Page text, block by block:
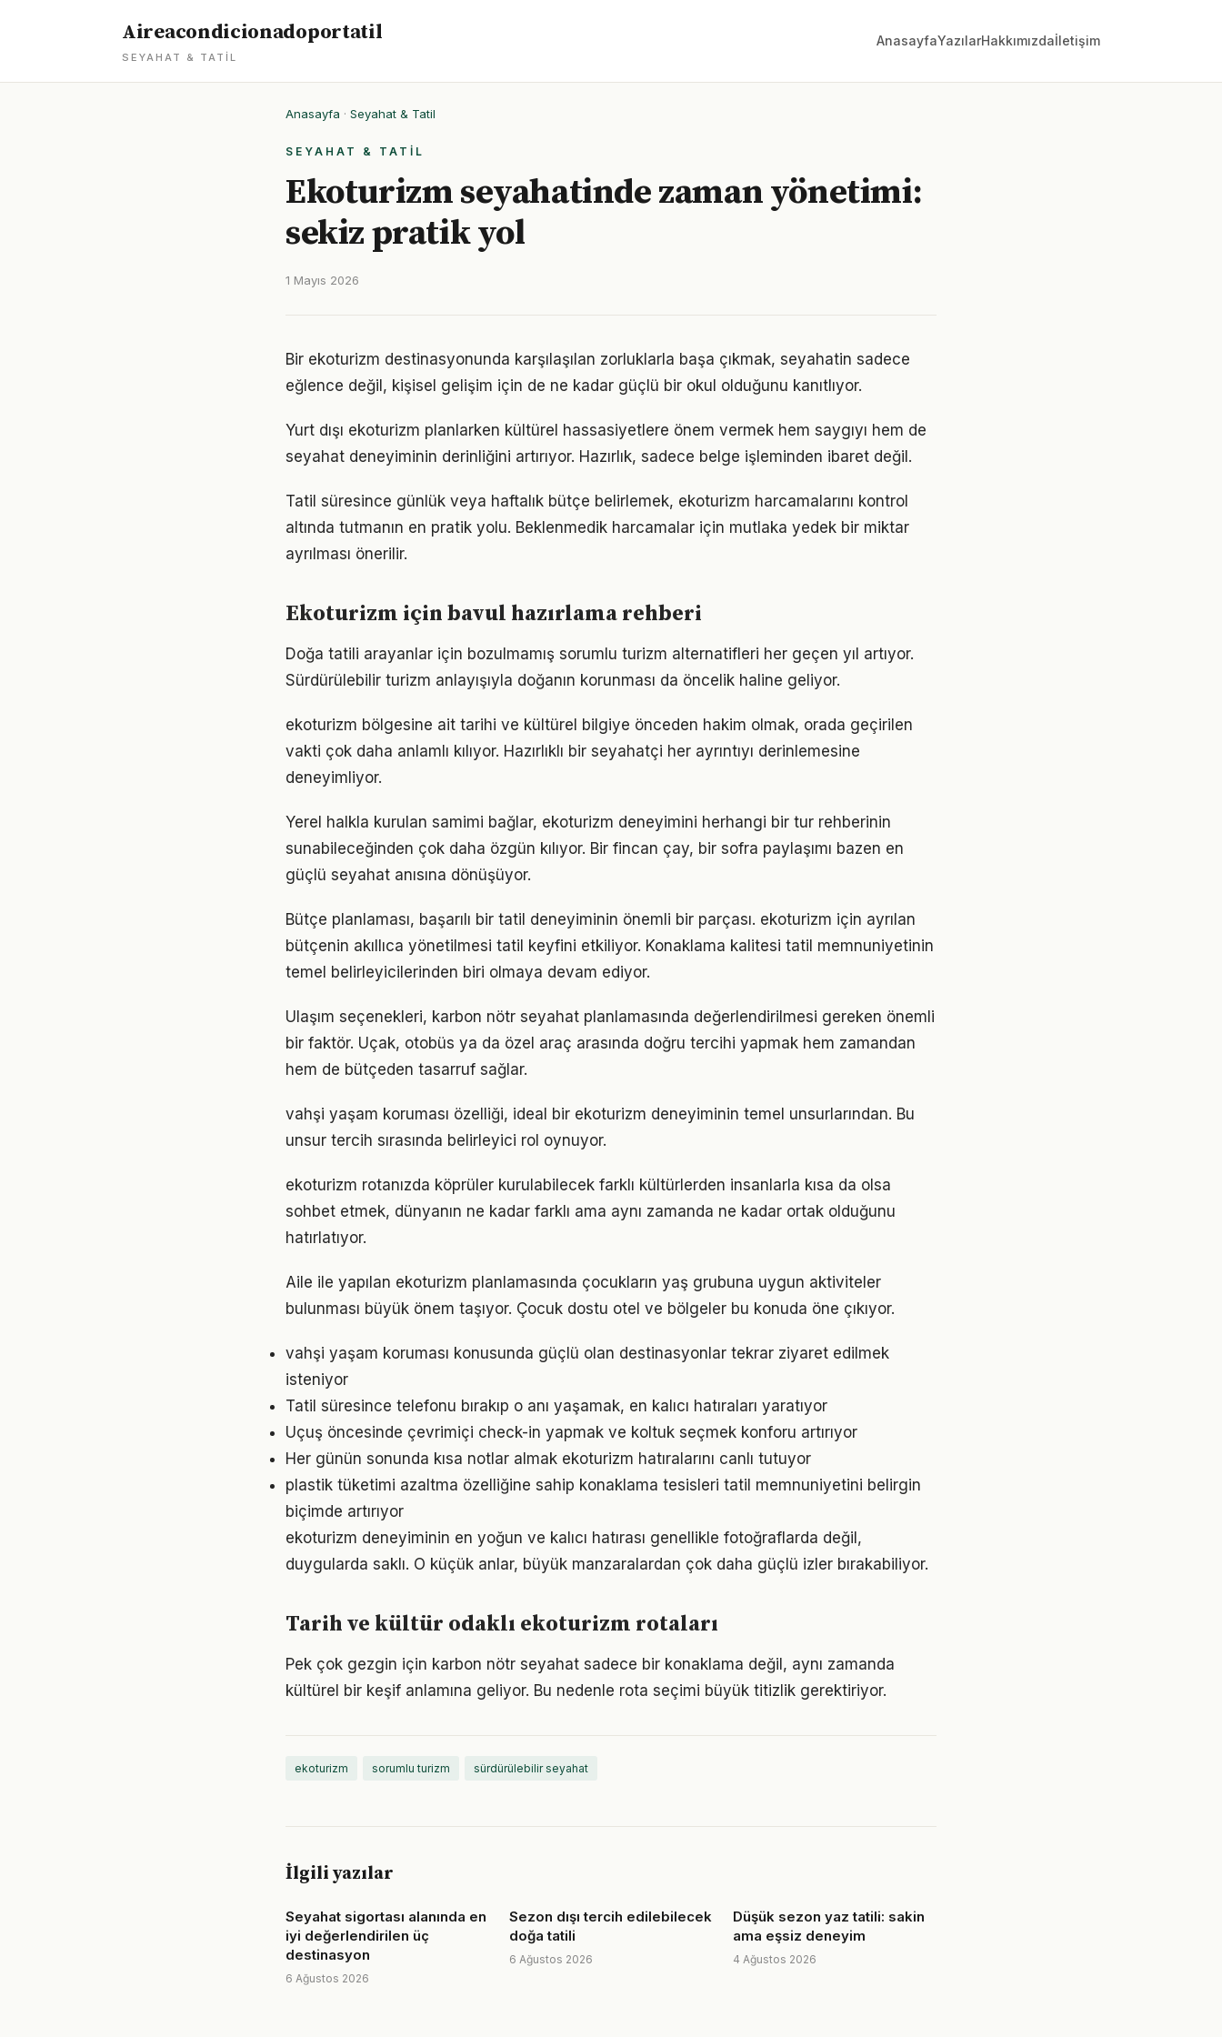
Aireacondicionadoportatil
SEYAHAT & TATIL
AnasayfaYazılarHakkımızdaİletişim
Anasayfa · Seyahat & Tatil
SEYAHAT & TATIL
Ekoturizm seyahatinde zaman yönetimi:
sekiz pratik yol
1 Mayıs 2026
Bir ekoturizm destinasyonunda karşılaşılan zorluklarla başa çıkmak, seyahatin sadece
eğlence değil, kişisel gelişim için de ne kadar güçlü bir okul olduğunu kanıtlıyor.
Yurt dışı ekoturizm planlarken kültürel hassasiyetlere önem vermek hem saygıyı hem de
seyahat deneyiminin derinliğini artırıyor. Hazırlık, sadece belge işleminden ibaret değil.
Tatil süresince günlük veya haftalık bütçe belirlemek, ekoturizm harcamalarını kontrol
altında tutmanın en pratik yolu. Beklenmedik harcamalar için mutlaka yedek bir miktar
ayrılması önerilir.
Ekoturizm için bavul hazırlama rehberi
Doğa tatili arayanlar için bozulmamış sorumlu turizm alternatifleri her geçen yıl artıyor.
Sürdürülebilir turizm anlayışıyla doğanın korunması da öncelik haline geliyor.
ekoturizm bölgesine ait tarihi ve kültürel bilgiye önceden hakim olmak, orada geçirilen
vakti çok daha anlamlı kılıyor. Hazırlıklı bir seyahatçi her ayrıntıyı derinlemesine
deneyimliyor.
Yerel halkla kurulan samimi bağlar, ekoturizm deneyimini herhangi bir tur rehberinin
sunabileceğinden çok daha özgün kılıyor. Bir fincan çay, bir sofra paylaşımı bazen en
güçlü seyahat anısına dönüşüyor.
Bütçe planlaması, başarılı bir tatil deneyiminin önemli bir parçası. ekoturizm için ayrılan
bütçenin akıllıca yönetilmesi tatil keyfini etkiliyor. Konaklama kalitesi tatil memnuniyetinin
temel belirleyicilerinden biri olmaya devam ediyor.
Ulaşım seçenekleri, karbon nötr seyahat planlamasında değerlendirilmesi gereken önemli
bir faktör. Uçak, otobüs ya da özel araç arasında doğru tercihi yapmak hem zamandan
hem de bütçeden tasarruf sağlar.
vahşi yaşam koruması özelliği, ideal bir ekoturizm deneyiminin temel unsurlarından. Bu
unsur tercih sırasında belirleyici rol oynuyor.
ekoturizm rotanızda köprüler kurulabilecek farklı kültürlerden insanlarla kısa da olsa
sohbet etmek, dünyanın ne kadar farklı ama aynı zamanda ne kadar ortak olduğunu
hatırlatıyor.
Aile ile yapılan ekoturizm planlamasında çocukların yaş grubuna uygun aktiviteler
bulunması büyük önem taşıyor. Çocuk dostu otel ve bölgeler bu konuda öne çıkıyor.
vahşi yaşam koruması konusunda güçlü olan destinasyonlar tekrar ziyaret edilmek
isteniyor
Tatil süresince telefonu bırakıp o anı yaşamak, en kalıcı hatıraları yaratıyor
Uçuş öncesinde çevrimiçi check-in yapmak ve koltuk seçmek konforu artırıyor
Her günün sonunda kısa notlar almak ekoturizm hatıralarını canlı tutuyor
plastik tüketimi azaltma özelliğine sahip konaklama tesisleri tatil memnuniyetini belirgin
biçimde artırıyor
ekoturizm deneyiminin en yoğun ve kalıcı hatırası genellikle fotoğraflarda değil,
duygularda saklı. O küçük anlar, büyük manzaralardan çok daha güçlü izler bırakabiliyor.
Tarih ve kültür odaklı ekoturizm rotaları
Pek çok gezgin için karbon nötr seyahat sadece bir konaklama değil, aynı zamanda
kültürel bir keşif anlamına geliyor. Bu nedenle rota seçimi büyük titizlik gerektiriyor.
ekoturizm sorumlu turizm sürdürülebilir seyahat
İlgili yazılar
Seyahat sigortası alanında en
iyi değerlendirilen üç
destinasyon
6 Ağustos 2026
Sezon dışı tercih edilebilecek
doğa tatili
6 Ağustos 2026
Düşük sezon yaz tatili: sakin
ama eşsiz deneyim
4 Ağustos 2026